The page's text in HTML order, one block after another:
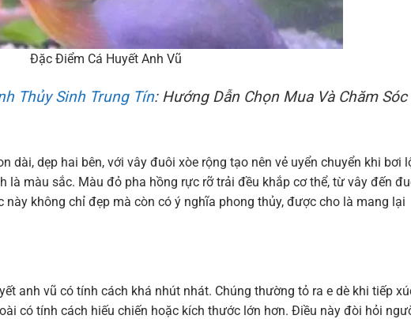
Đặc Điểm Cá Huyết Anh Vũ
Thủy Sinh Trung Tín: Hướng Dẫn Chọn Mua Và Chăm Sóc
dài, dẹp hai bên, với vây đuôi xòe rộng tạo nên vẻ uyển chuyển khi bơi
là màu sắc. Màu đỏ pha hồng rực rỡ trải đều khắp cơ thể, từ vây đến
không chỉ đẹp mà còn có ý nghĩa phong thủy, được cho là mang lại
anh vũ có tính cách khá nhút nhát. Chúng thường tỏ ra e dè khi tiếp
có tính cách hiếu chiến hoặc kích thước lớn hơn. Điều này đòi hỏi